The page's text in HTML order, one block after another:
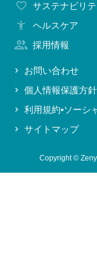
お問い合わせ
サステナビリテ
ヘルスケア
採用情報
お問い合わせ
個人情報保護方針
利用規約•ソーシ
サイトマップ
Copyright ©